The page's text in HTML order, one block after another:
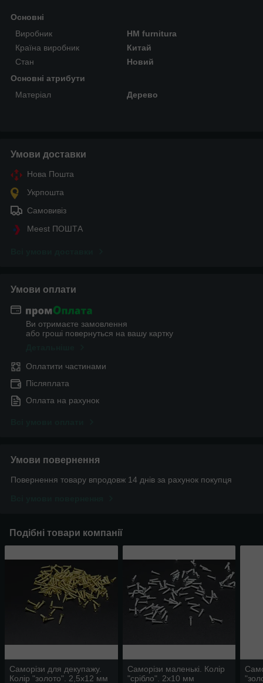
Основні
Виробник
HM furnitura
Країна виробник
Китай
Стан
Новий
Основні атрибути
Матеріал
Дерево
Умови доставки
Нова Пошта
Укрпошта
Самовивіз
Meest ПОШТА
Умови оплати
Ви отримаєте замовлення
або гроші повернуться на вашу картку
Оплатити частинами
Післяплата
Оплата на рахунок
Умови повернення
Повернення товару впродовж 14 днів за рахунок покупця
Подібні товари компанії
Саморізи для декупажу.
Колір "золото". 2,5х12 мм
Саморізи маленькі. Колір
"срібло". 2х10 мм